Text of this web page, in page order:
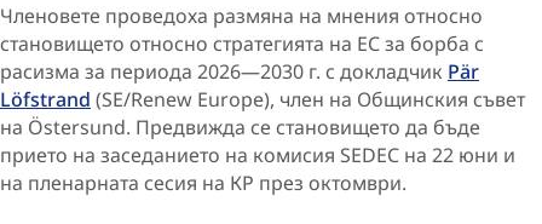
Членовете проведоха размяна на мнения относно
становището относно стратегията на ЕС за борба с
расизма за периода 2026—2030 г. с докладчик Pär
Löfstrand (SE/Renew Europe), член на Общинския съвет
на Östersund. Предвижда се становището да бъде
прието на заседанието на комисия SEDEC на 22 юни и
на пленарната сесия на КР през октомври.